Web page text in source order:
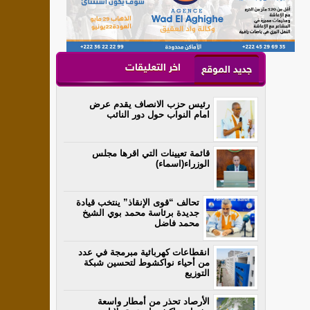
جديد الموقع اخر التعليقات
رئيس حزب الانصاف يقدم عرض
امام النواب حول دور النائب
قائمة تعيينات التي اقرها مجلس
الوزراء(اسماء)
تحالف “قوى الإنقاذ” ينتخب قيادة
جديدة برئاسة محمد بوي الشيخ
محمد فاضل
انقطاعات كهربائية مبرمجة في عدد
من أحياء نواكشوط لتحسين شبكة
التوزيع
الأرصاد تحذر من أمطار واسعة